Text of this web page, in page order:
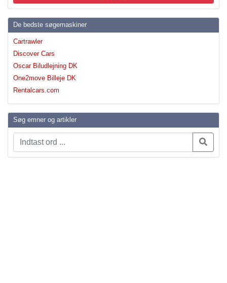
De bedste søgemaskiner
Cartrawler
Discover Cars
Oscar Biludlejning DK
One2move Billeje DK
Rentalcars.com
Søg emner og artikler